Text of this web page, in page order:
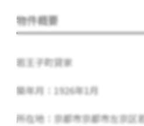
物件概要
若王子町貸家
築年月：1926年1月
所在地：京都市京都市左京区